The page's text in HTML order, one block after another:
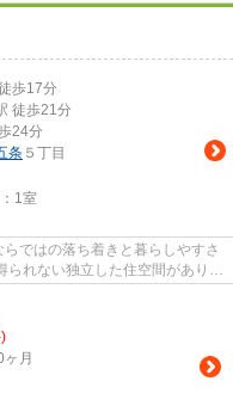
歩17分
徒歩21分
24分
条 ５丁目
1室
ではの落ち着きと暮らしやすさ
られない独立した住空間があり、
月